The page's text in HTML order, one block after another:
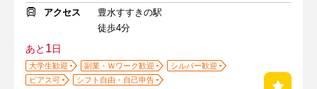
アクセス
豊水すすきの駅
徒歩4分
あと 1日
大学生歓迎 副業・Ｗワーク歓迎
シルバー歓迎
ピアス可
シフト自由・自己申告